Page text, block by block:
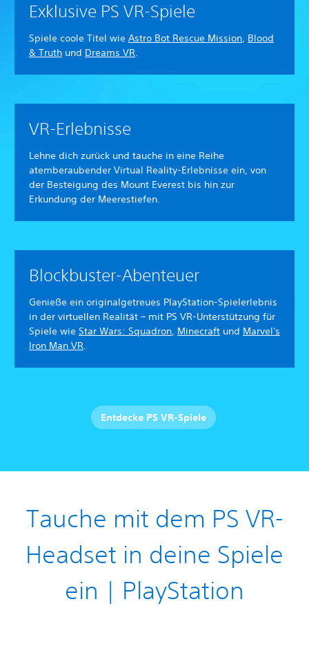
Exklusive PS VR-Spiele
Spiele coole Titel wie Astro Bot Rescue Mission, Blood
& Truth und Dreams VR.
VR-Erlebnisse
Lehne dich zurück und tauche in eine Reihe
atemberaubender Virtual Reality-Erlebnisse ein, von
der Besteigung des Mount Everest bis hin zur
Erkundung der Meerestiefen.
Blockbuster-Abenteuer
Genieße ein originalgetreues PlayStation-Spielerlebnis
in der virtuellen Realität – mit PS VR-Unterstützung für
Spiele wie Star Wars: Squadron, Minecraft und Marvel's
Iron Man VR.
Entdecke PS VR-Spiele
Tauche mit dem PS VR-
Headset in deine Spiele
ein | PlayStation